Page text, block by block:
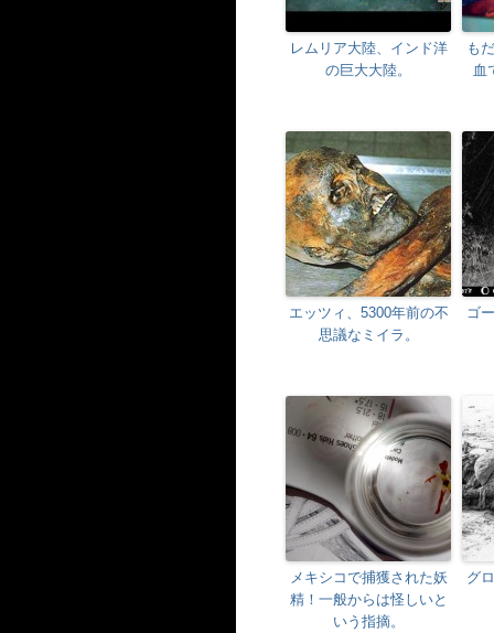
レムリア大陸、インド洋
の巨大大陸。
も
血
エッツィ、5300年前の不
思議なミイラ。
ゴ
メキシコで捕獲された妖
精！一般からは怪しいと
いう指摘。
グ